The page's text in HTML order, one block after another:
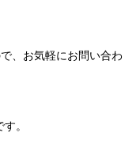
、お気軽にお問い合わ
。